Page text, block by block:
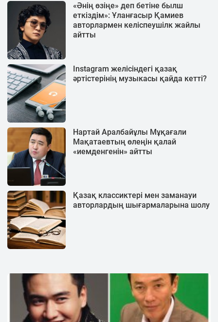
«Әнің өзіңе» деп бетіне былш
еткіздім»: Ұланғасыр Қамиев
авторлармен келіспеушілк жайлы
айтты
Instagram желісіндегі қазақ
әртістерінің музыкасы қайда кетті?
Нартай Аралбайұлы Мұқағали
Мақатаевтың өлеңін қалай
«иемденгенін» айтты
Қазақ классиктері мен заманауи
авторлардың шығармаларына шолу